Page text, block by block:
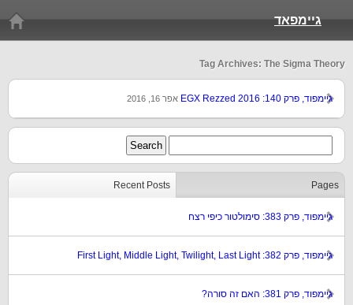
גיימפאד
Tag Archives: The Sigma Theory
גיימפוד, פרק 140: EGX Rezzed 2016 אפר 16, 2016
Recent Posts Pages
גיימפוד, פרק 383: סימולטור כיפי רצח
גיימפוד, פרק 382: First Light, Middle Light, Twilight, Last Light
גיימפוד, פרק 381: האם זה סורה?